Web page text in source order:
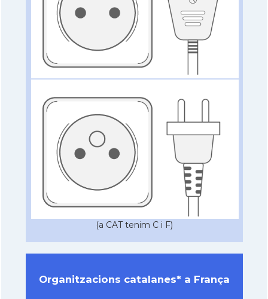
(a CAT tenim C i F)
Organitzacions catalanes* a França